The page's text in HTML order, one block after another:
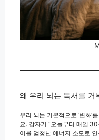
왜 우리 뇌는 독서를 거
우리 뇌는 기본적으로 ‘변화’
요. 갑자기 “오늘부터 매일
이를 엄청난 에너지 소모로